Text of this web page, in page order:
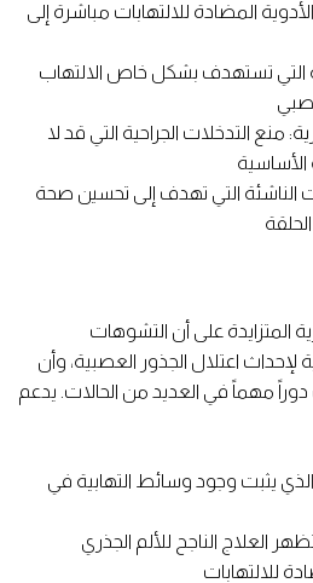
المضادة للالتهابات مباشرة إلى
التي تستهدف بشكل خاص الالتهاب
منع التدخلات الجراحية التي قد لا
الأساسية
الناشئة التي تهدف إلى تحسين صحة
المتزايدة على أن التشوهات
لإحداث اعتلال الجذور العصبية، وأن
دوراً مهماً في العديد من الحالات. يدعم
يثبت وجود وسائط التهابية في
العلاج الناجح للألم الجذري
للالتهابات